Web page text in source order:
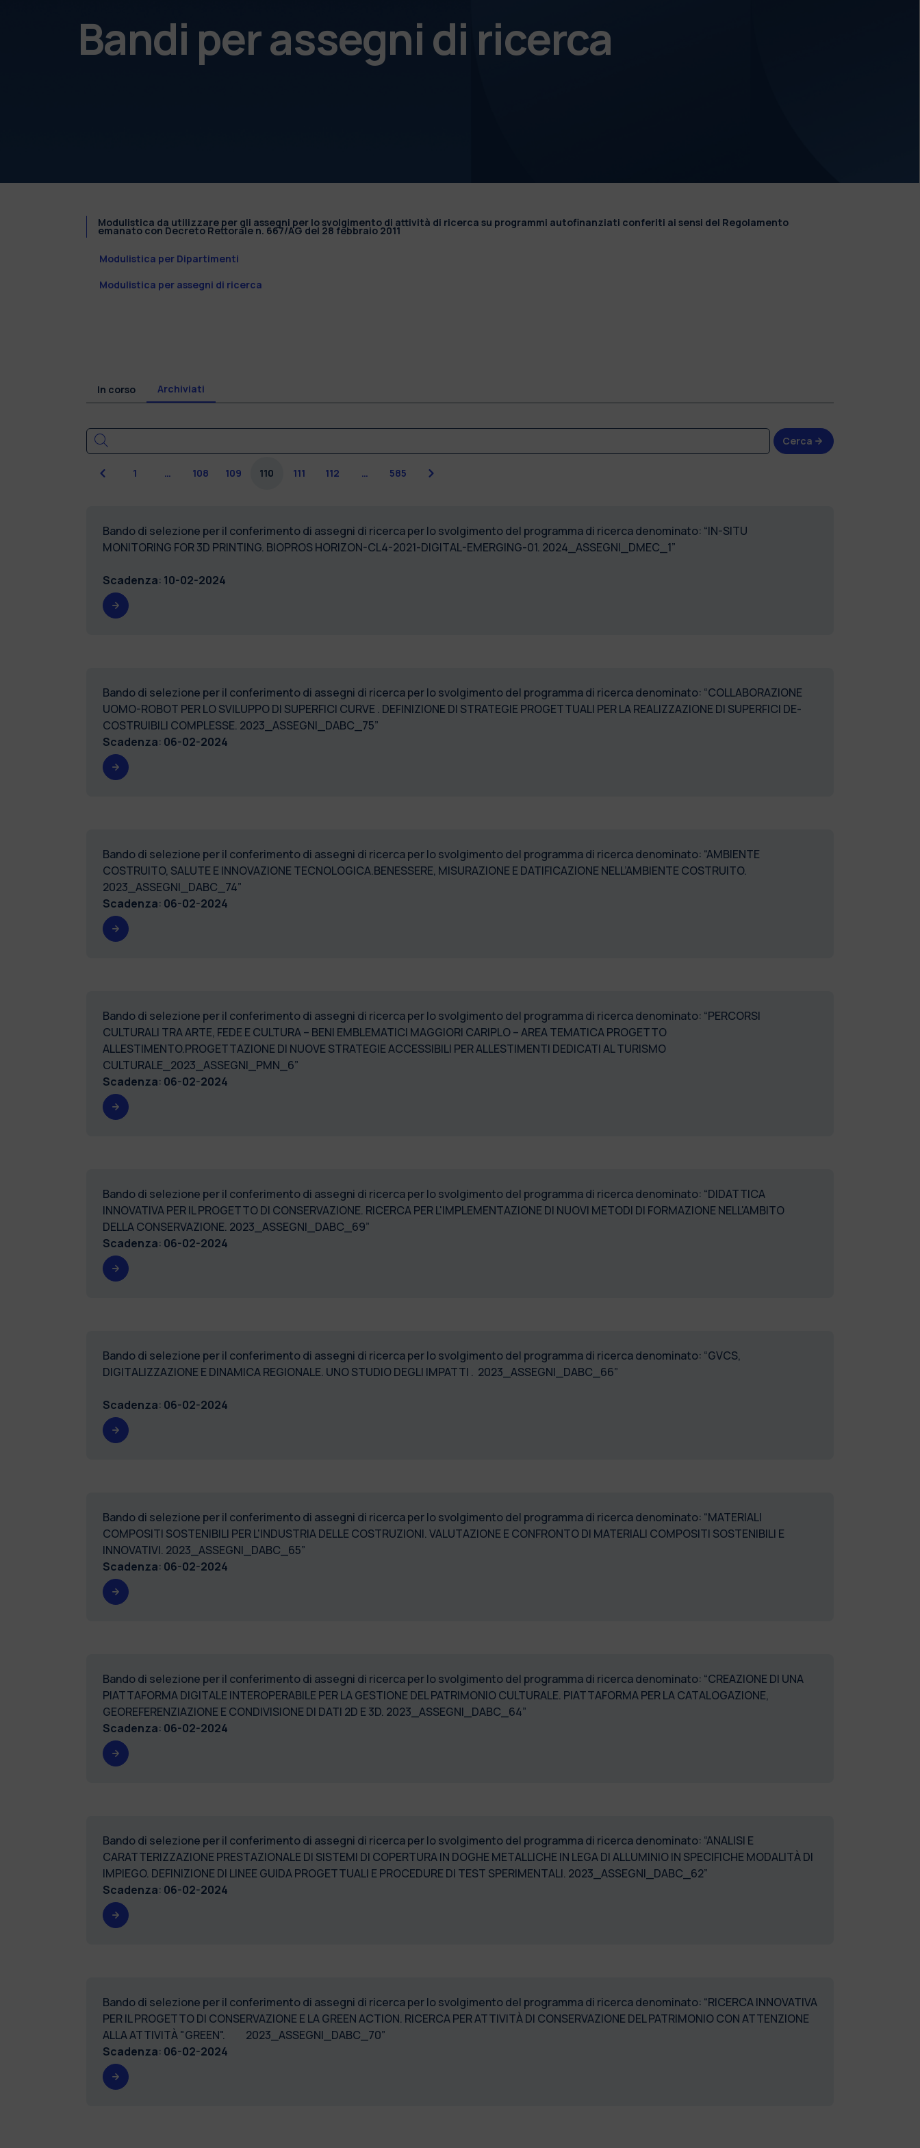
Bandi per assegni di ricerca
Modulistica da utilizzare per gli assegni per lo svolgimento di attività di ricerca su programmi autofinanziati conferiti ai sensi del Regolamento
emanato con Decreto Rettorale n. 667/AG del 28 febbraio 2011
Modulistica per Dipartimenti
Modulistica per assegni di ricerca
In corso Archiviati
Cerca
Precedente
1 … 108 109 110 111 112 … 585 Successiva
Bando di selezione per il conferimento di assegni di ricerca per lo svolgimento del programma di ricerca denominato: “IN-SITU
MONITORING FOR 3D PRINTING. BIOPROS HORIZON-CL4-2021-DIGITAL-EMERGING-01. 2024_ASSEGNI_DMEC_1”
Scadenza: 10-02-2024
Bando di selezione per il conferimento di assegni di ricerca per lo svolgimento del programma di ricerca denominato: “COLLABORAZIONE
UOMO-ROBOT PER LO SVILUPPO DI SUPERFICI CURVE . DEFINIZIONE DI STRATEGIE PROGETTUALI PER LA REALIZZAZIONE DI SUPERFICI DE-
COSTRUIBILI COMPLESSE. 2023_ASSEGNI_DABC_75”
Scadenza: 06-02-2024
Bando di selezione per il conferimento di assegni di ricerca per lo svolgimento del programma di ricerca denominato: “AMBIENTE
COSTRUITO, SALUTE E INNOVAZIONE TECNOLOGICA.BENESSERE, MISURAZIONE E DATIFICAZIONE NELL’AMBIENTE COSTRUITO.
2023_ASSEGNI_DABC_74”
Scadenza: 06-02-2024
Bando di selezione per il conferimento di assegni di ricerca per lo svolgimento del programma di ricerca denominato: “PERCORSI
CULTURALI TRA ARTE, FEDE E CULTURA – BENI EMBLEMATICI MAGGIORI CARIPLO – AREA TEMATICA PROGETTO
ALLESTIMENTO.PROGETTAZIONE DI NUOVE STRATEGIE ACCESSIBILI PER ALLESTIMENTI DEDICATI AL TURISMO
CULTURALE_2023_ASSEGNI_PMN_6”
Scadenza: 06-02-2024
Bando di selezione per il conferimento di assegni di ricerca per lo svolgimento del programma di ricerca denominato: “DIDATTICA
INNOVATIVA PER IL PROGETTO DI CONSERVAZIONE. RICERCA PER L'IMPLEMENTAZIONE DI NUOVI METODI DI FORMAZIONE NELL'AMBITO
DELLA CONSERVAZIONE. 2023_ASSEGNI_DABC_69”
Scadenza: 06-02-2024
Bando di selezione per il conferimento di assegni di ricerca per lo svolgimento del programma di ricerca denominato: “GVCS,
DIGITALIZZAZIONE E DINAMICA REGIONALE. UNO STUDIO DEGLI IMPATTI . 2023_ASSEGNI_DABC_66”
Scadenza: 06-02-2024
Bando di selezione per il conferimento di assegni di ricerca per lo svolgimento del programma di ricerca denominato: “MATERIALI
COMPOSITI SOSTENIBILI PER L'INDUSTRIA DELLE COSTRUZIONI. VALUTAZIONE E CONFRONTO DI MATERIALI COMPOSITI SOSTENIBILI E
INNOVATIVI. 2023_ASSEGNI_DABC_65”
Scadenza: 06-02-2024
Bando di selezione per il conferimento di assegni di ricerca per lo svolgimento del programma di ricerca denominato: “CREAZIONE DI UNA
PIATTAFORMA DIGITALE INTEROPERABILE PER LA GESTIONE DEL PATRIMONIO CULTURALE. PIATTAFORMA PER LA CATALOGAZIONE,
GEOREFERENZIAZIONE E CONDIVISIONE DI DATI 2D E 3D. 2023_ASSEGNI_DABC_64”
Scadenza: 06-02-2024
Bando di selezione per il conferimento di assegni di ricerca per lo svolgimento del programma di ricerca denominato: “ANALISI E
CARATTERIZZAZIONE PRESTAZIONALE DI SISTEMI DI COPERTURA IN DOGHE METALLICHE IN LEGA DI ALLUMINIO IN SPECIFICHE MODALITÀ DI
IMPIEGO. DEFINIZIONE DI LINEE GUIDA PROGETTUALI E PROCEDURE DI TEST SPERIMENTALI. 2023_ASSEGNI_DABC_62”
Scadenza: 06-02-2024
Bando di selezione per il conferimento di assegni di ricerca per lo svolgimento del programma di ricerca denominato: “RICERCA INNOVATIVA
PER IL PROGETTO DI CONSERVAZIONE E LA GREEN ACTION. RICERCA PER ATTIVITÀ DI CONSERVAZIONE DEL PATRIMONIO CON ATTENZIONE
ALLA ATTIVITÀ "GREEN". 2023_ASSEGNI_DABC_70”
Scadenza: 06-02-2024